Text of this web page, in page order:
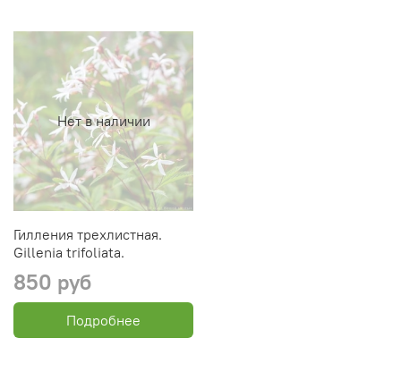
Нет в наличии
Гилления трехлистная.
Gillenia trifoliata.
850 руб
Подробнее